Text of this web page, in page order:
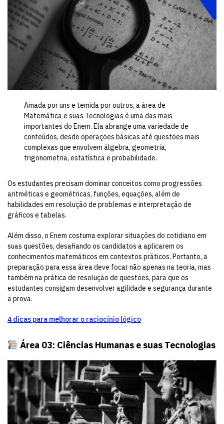
Amada por uns e temida por outros, a área de
Matemática e suas Tecnologias é uma das mais
importantes do Enem. Ela abrange uma variedade de
conteúdos, desde operações básicas até questões mais
complexas que envolvem álgebra, geometria,
trigonometria, estatística e probabilidade.
Os estudantes precisam dominar conceitos como progressões
aritméticas e geométricas, funções, equações, além de
habilidades em resolução de problemas e interpretação de
gráficos e tabelas.
Além disso, o Enem costuma explorar situações do cotidiano em
suas questões, desafiando os candidatos a aplicarem os
conhecimentos matemáticos em contextos práticos. Portanto, a
preparação para essa área deve focar não apenas na teoria, mas
também na prática de resolução de questões, para que os
estudantes consigam desenvolver agilidade e segurança durante
a prova.
4 dicas para melhorar o raciocínio lógico
Área 03: Ciências Humanas e suas Tecnologias